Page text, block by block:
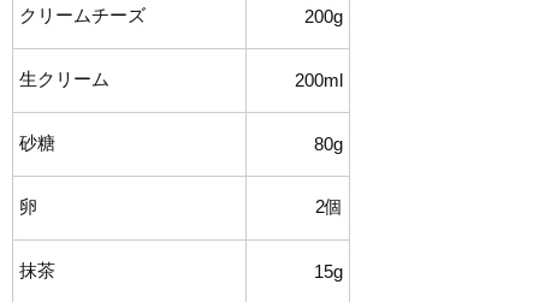
クリームチーズ 200g
生クリーム 200ml
砂糖 80g
卵 2個
抹茶 15g